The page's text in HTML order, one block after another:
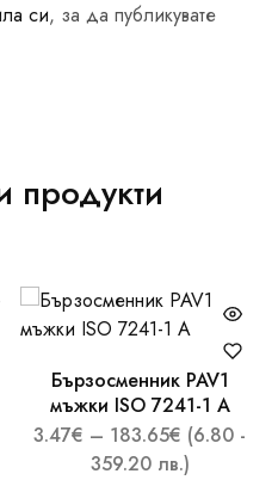
си, за да публикувате
продукти
Бързосменник PAV1
мъжки ISO 7241-1 A
3.47€ – 183.65€ (6.80 -
359.20 лв.)